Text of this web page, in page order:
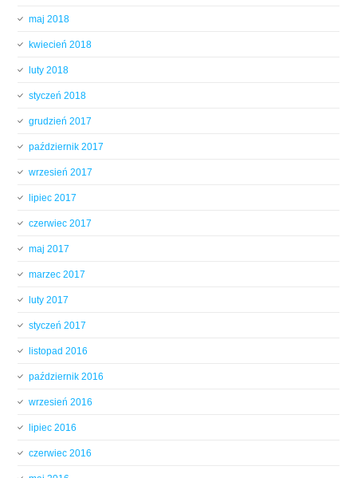
maj 2018
kwiecień 2018
luty 2018
styczeń 2018
grudzień 2017
październik 2017
wrzesień 2017
lipiec 2017
czerwiec 2017
maj 2017
marzec 2017
luty 2017
styczeń 2017
listopad 2016
październik 2016
wrzesień 2016
lipiec 2016
czerwiec 2016